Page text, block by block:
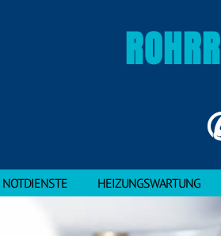
NOTDIENSTE HEIZUNGSWARTUNG